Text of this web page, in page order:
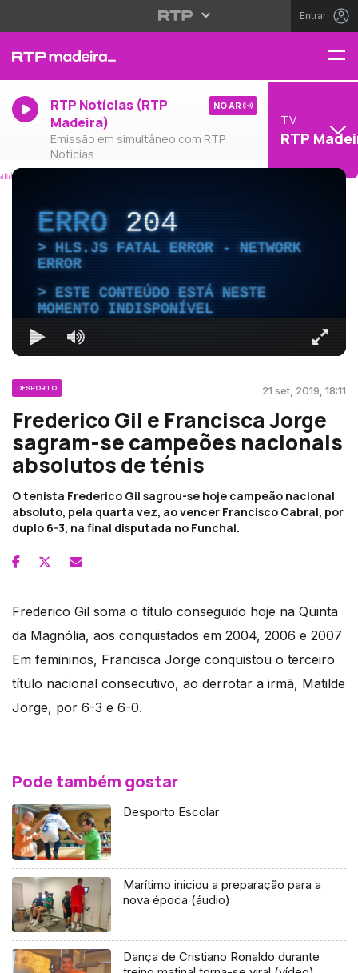
Entrar
RTP Notícias (RTP
Madeira)
Emissão em simultâneo com RTP
Notícias
NO AR
TV
RTP
ERRO204
HLS.JS FATAL ERROR - NETWORK
ERROR
ESTE CONTEÚDO ESTÁ NESTE
MOMENTO INDISPONÍVEL
DESPORTO 21 set, 2019, 18:11
Frederico Gil e Francisca Jorge
sagram-se campeões nacionais
absolutos de ténis
O tenista Frederico Gil sagrou-se hoje campeão nacional
absoluto, pela quarta vez, ao vencer Francisco Cabral, por
duplo 6-3, na final disputada no Funchal.
Frederico Gil soma o título conseguido hoje na Quinta
da Magnólia, aos conquistados em 2004, 2006 e 2007
Em femininos, Francisca Jorge conquistou o terceiro
título nacional consecutivo, ao derrotar a irmã, Matilde
Jorge, por 6-3 e 6-0.
Pode também gostar
Desporto Escolar
Marítimo iniciou a preparação para a
nova época (áudio)
Dança de Cristiano Ronaldo durante